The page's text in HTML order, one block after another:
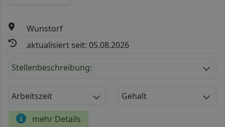
Wunstorf
aktualisiert seit: 05.08.2026
Stellenbeschreibung:
Arbeitszeit Gehalt
mehr Details